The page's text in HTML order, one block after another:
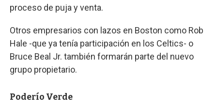
proceso de puja y venta.
Otros empresarios con lazos en Boston como Rob
Hale -que ya tenía participación en los Celtics- o
Bruce Beal Jr. también formarán parte del nuevo
grupo propietario.
Poderío Verde